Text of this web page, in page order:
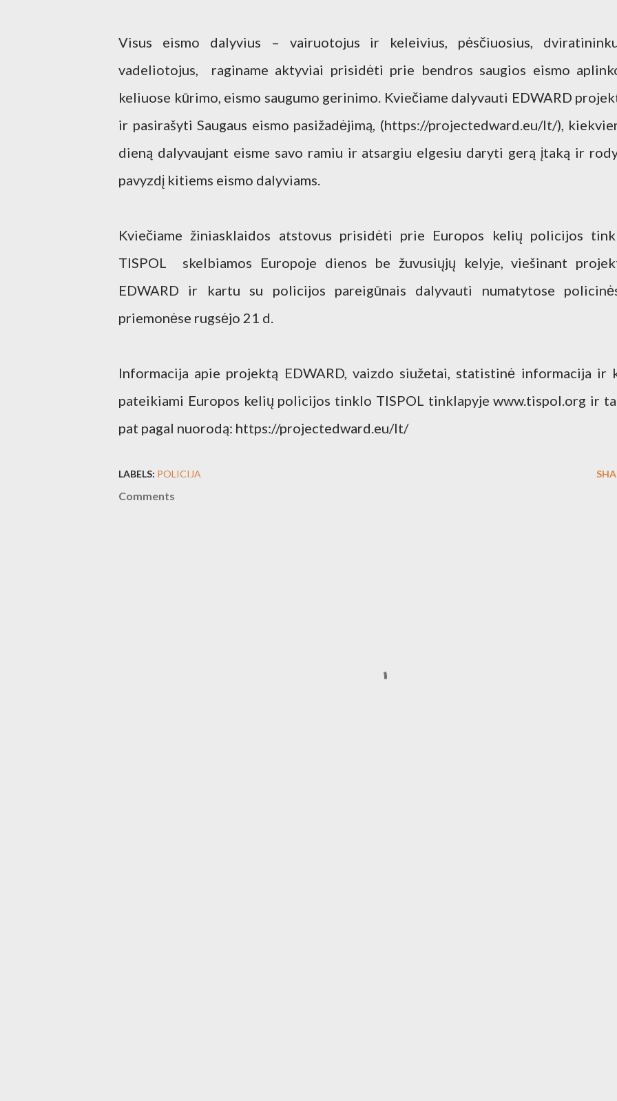
Visus eismo dalyvius – vairuotojus ir keleivius, pėsčiuosius,
vadeliotojus, raginame aktyviai prisidėti prie bendros saugios eismo
keliuose kūrimo, eismo saugumo gerinimo. Kviečiame dalyvauti EDWARD
ir pasirašyti Saugaus eismo pasižadėjimą, (https://projectedward.eu/lt/),
dieną dalyvaujant eisme savo ramiu ir atsargiu elgesiu daryti gerą įtaką ir
pavyzdį kitiems eismo dalyviams.
Kviečiame žiniasklaidos atstovus prisidėti prie Europos kelių policijos
TISPOL skelbiamos Europoje dienos be žuvusiųjų kelyje, viešinant
EDWARD ir kartu su policijos pareigūnais dalyvauti numatytose
priemonėse rugsėjo 21 d.
Informacija apie projektą EDWARD, vaizdo siužetai, statistinė informacija ir
pateikiami Europos kelių policijos tinklo TISPOL tinklapyje www.tispol.org ir
pat pagal nuorodą: https://projectedward.eu/lt/
LABELS: POLICIJA
Comments